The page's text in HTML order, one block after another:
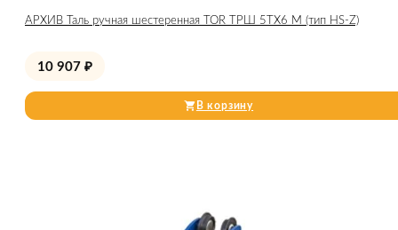
АРХИВ Таль ручная шестеренная TOR ТРШ 5ТХ6 М (тип HS-Z)
10 907 ₽
В корзину